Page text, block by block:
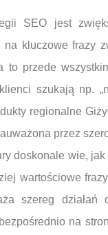
SEO jest
na kluczowe frazy
to przede
szukają np.
regionalne
przez
doskonale wie,
wartościowe
szereg działań
na